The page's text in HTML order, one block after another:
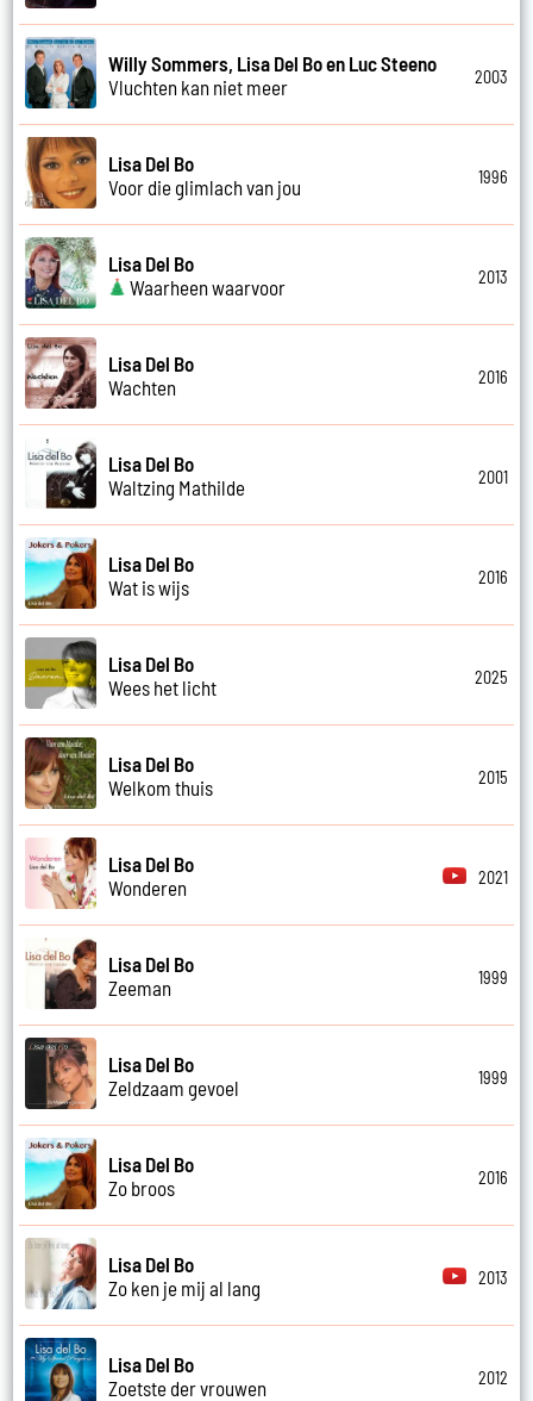
Willy Sommers, Lisa Del Bo en Luc Steeno
Vluchten kan niet meer
2003
Lisa Del Bo
Voor die glimlach van jou
1996
Lisa Del Bo
Waarheen waarvoor
2013
Lisa Del Bo
Wachten
2016
Lisa Del Bo
Waltzing Mathilde
2001
Lisa Del Bo
Wat is wijs
2016
Lisa Del Bo
Wees het licht
2025
Lisa Del Bo
Welkom thuis
2015
Lisa Del Bo
Wonderen
2021
Lisa Del Bo
Zeeman
1999
Lisa Del Bo
Zeldzaam gevoel
1999
Lisa Del Bo
Zo broos
2016
Lisa Del Bo
Zo ken je mij al lang
2013
Lisa Del Bo
Zoetste der vrouwen
2012